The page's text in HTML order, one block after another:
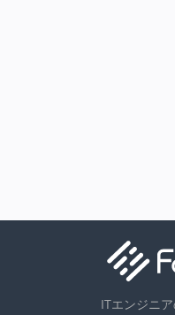
ITエンジニ